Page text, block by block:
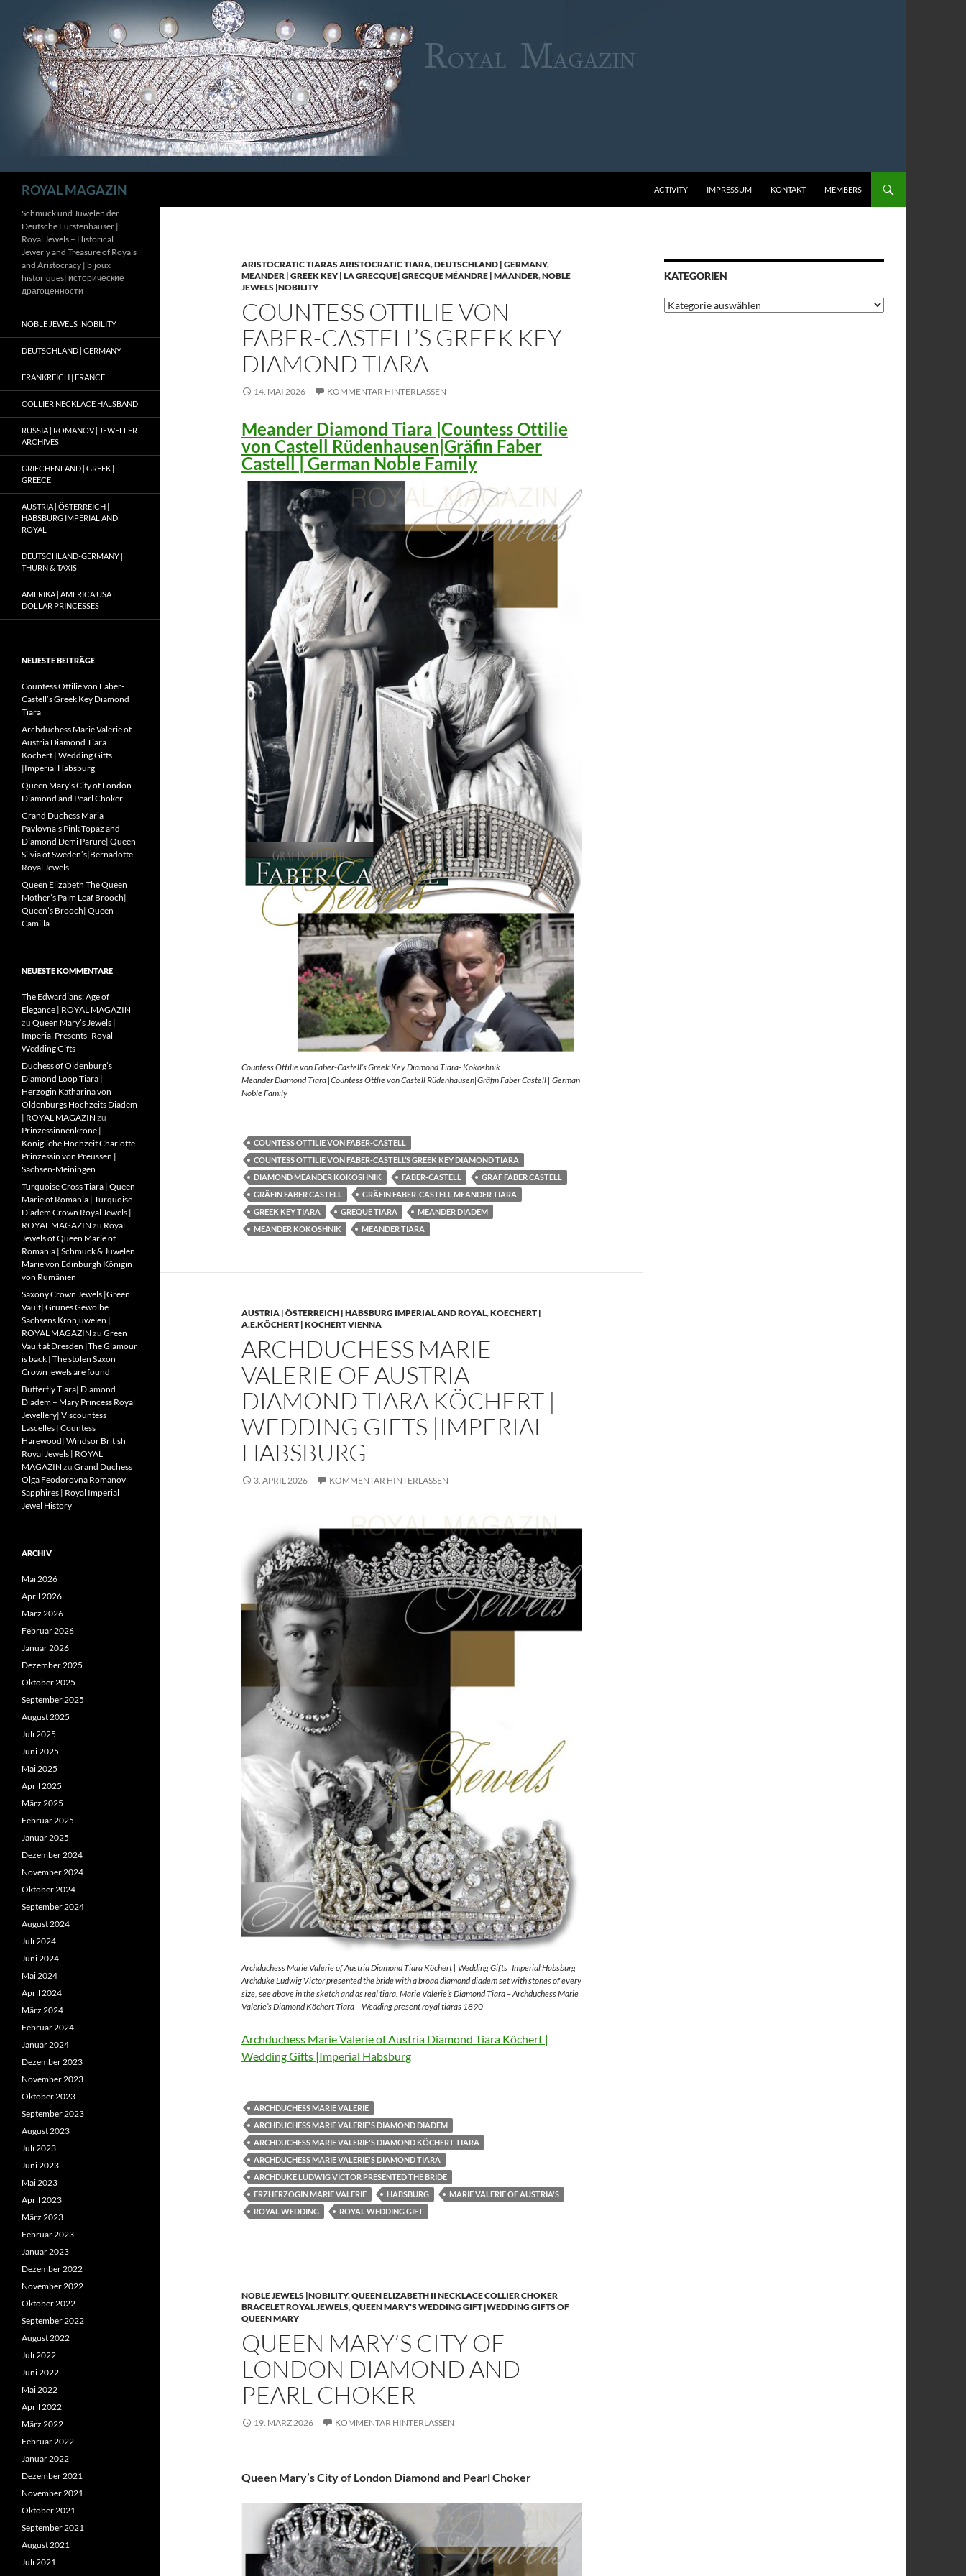
Inhalt
springen
ROYAL MAGAZIN ACTIVITY IMPRESSUM KONTAKT MEMBERS
ARISTOCRATIC TIARAS ARISTOCRATIC TIARA,DEUTSCHLAND | GERMANY,
MEANDER | GREEK KEY | LA GRECQUE| GRECQUE MÉANDRE | MÄANDER,NOBLE
JEWELS |NOBILITY
COUNTESS OTTILIE VON
FABER-CASTELL’S GREEK KEY
DIAMOND TIARA
14. MAI 2026 KOMMENTAR HINTERLASSEN
Meander Diamond Tiara |Countess Ottilie
von Castell Rüdenhausen|Gräfin Faber
Castell | German Noble Family
Countess Ottilie von Faber-Castell’s Greek Key Diamond Tiara- Kokoshnik
Meander Diamond Tiara |Countess Ottlie von Castell Rüdenhausen|Gräfin Faber Castell | German
Noble Family
COUNTESS OTTILIE VON FABER-CASTELL
COUNTESS OTTILIE VON FABER-CASTELL’S GREEK KEY DIAMOND TIARA
DIAMOND MEANDER KOKOSHNIK
FABER-CASTELL
GRAF FABER CASTELL
GRÄFIN FABER CASTELL
GRÄFIN FABER-CASTELL MEANDER TIARA
GREEK KEY TIARA
GREQUE TIARA
MEANDER DIADEM
MEANDER KOKOSHNIK
MEANDER TIARA
AUSTRIA | ÖSTERREICH | HABSBURG IMPERIAL AND ROYAL,KOECHERT |
A.E.KÖCHERT | KOCHERT VIENNA
ARCHDUCHESS MARIE
VALERIE OF AUSTRIA
DIAMOND TIARA KÖCHERT |
WEDDING GIFTS |IMPERIAL
HABSBURG
3. APRIL 2026 KOMMENTAR HINTERLASSEN
Archduchess Marie Valerie of Austria Diamond Tiara Köchert | Wedding Gifts |Imperial Habsburg
Archduke Ludwig Victor presented the bride with a broad diamond diadem set with stones of every
size, see above in the sketch and as real tiara. Marie Valerie’s Diamond Tiara – Archduchess Marie
Valerie’s Diamond Köchert Tiara – Wedding present royal tiaras 1890
Archduchess Marie Valerie of Austria Diamond Tiara Köchert |
Wedding Gifts |Imperial Habsburg
ARCHDUCHESS MARIE VALERIE
ARCHDUCHESS MARIE VALERIE'S DIAMOND DIADEM
ARCHDUCHESS MARIE VALERIE'S DIAMOND KÖCHERT TIARA
ARCHDUCHESS MARIE VALERIE'S DIAMOND TIARA
ARCHDUKE LUDWIG VICTOR PRESENTED THE BRIDE
ERZHERZOGIN MARIE VALERIE
HABSBURG
MARIE VALERIE OF AUSTRIA'S
ROYAL WEDDING
ROYAL WEDDING GIFT
NOBLE JEWELS |NOBILITY,QUEEN ELIZABETH II NECKLACE COLLIER CHOKER
BRACELET ROYAL JEWELS,QUEEN MARY'S WEDDING GIFT |WEDDING GIFTS OF
QUEEN MARY
QUEEN MARY’S CITY OF
LONDON DIAMOND AND
PEARL CHOKER
19. MÄRZ 2026 KOMMENTAR HINTERLASSEN
Queen Mary’s City of London Diamond and Pearl Choker
KATEGORIEN
Kategorien
Schmuck und Juwelen der
Deutsche Fürstenhäuser |
Royal Jewels – Historical
Jewerly and Treasure of Royals
and Aristocracy | bijoux
historiques| исторические
драгоценности
NOBLE JEWELS |NOBILITY
DEUTSCHLAND | GERMANY
FRANKREICH | FRANCE
COLLIER NECKLACE HALSBAND
RUSSIA | ROMANOV | JEWELLER
ARCHIVES
GRIECHENLAND | GREEK |
GREECE
AUSTRIA | ÖSTERREICH |
HABSBURG IMPERIAL AND
ROYAL
DEUTSCHLAND-GERMANY |
THURN & TAXIS
AMERIKA | AMERICA USA |
DOLLAR PRINCESSES
NEUESTE BEITRÄGE
Countess Ottilie von Faber-
Castell’s Greek Key Diamond
Tiara
Archduchess Marie Valerie of
Austria Diamond Tiara
Köchert | Wedding Gifts
|Imperial Habsburg
Queen Mary’s City of London
Diamond and Pearl Choker
Grand Duchess Maria
Pavlovna’s Pink Topaz and
Diamond Demi Parure| Queen
Silvia of Sweden’s|Bernadotte
Royal Jewels
Queen Elizabeth The Queen
Mother’s Palm Leaf Brooch|
Queen’s Brooch| Queen
Camilla
NEUESTE KOMMENTARE
The Edwardians: Age of
Elegance | ROYAL MAGAZIN
zu Queen Mary’s Jewels |
Imperial Presents -Royal
Wedding Gifts
Duchess of Oldenburg’s
Diamond Loop Tiara |
Herzogin Katharina von
Oldenburgs Hochzeits Diadem
| ROYAL MAGAZIN zu
Prinzessinnenkrone |
Königliche Hochzeit Charlotte
Prinzessin von Preussen |
Sachsen-Meiningen
Turquoise Cross Tiara | Queen
Marie of Romania | Turquoise
Diadem Crown Royal Jewels |
ROYAL MAGAZIN zu Royal
Jewels of Queen Marie of
Romania | Schmuck & Juwelen
Marie von Edinburgh Königin
von Rumänien
Saxony Crown Jewels |Green
Vault| Grünes Gewölbe
Sachsens Kronjuwelen |
ROYAL MAGAZIN zu Green
Vault at Dresden |The Glamour
is back | The stolen Saxon
Crown jewels are found
Butterfly Tiara| Diamond
Diadem – Mary Princess Royal
Jewellery| Viscountess
Lascelles | Countess
Harewood| Windsor British
Royal Jewels | ROYAL
MAGAZIN zu Grand Duchess
Olga Feodorovna Romanov
Sapphires | Royal Imperial
Jewel History
ARCHIV
Mai 2026
April 2026
März 2026
Februar 2026
Januar 2026
Dezember 2025
Oktober 2025
September 2025
August 2025
Juli 2025
Juni 2025
Mai 2025
April 2025
März 2025
Februar 2025
Januar 2025
Dezember 2024
November 2024
Oktober 2024
September 2024
August 2024
Juli 2024
Juni 2024
Mai 2024
April 2024
März 2024
Februar 2024
Januar 2024
Dezember 2023
November 2023
Oktober 2023
September 2023
August 2023
Juli 2023
Juni 2023
Mai 2023
April 2023
März 2023
Februar 2023
Januar 2023
Dezember 2022
November 2022
Oktober 2022
September 2022
August 2022
Juli 2022
Juni 2022
Mai 2022
April 2022
März 2022
Februar 2022
Januar 2022
Dezember 2021
November 2021
Oktober 2021
September 2021
August 2021
Juli 2021